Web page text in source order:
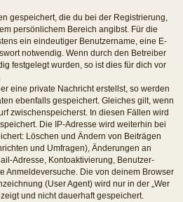
gespeichert, die du bei der Registrierung,
persönlichem Bereich angibst. Für die
ein eindeutiger Benutzername, eine E-
notwendig. Wenn durch den Betreiber
festgelegt wurden, so ist dies für dich vor
eine private Nachricht erstellst, so werden
ebenfalls gespeichert. Gleiches gilt, wenn
zwischenspeicherst. In diesen Fällen wird
Die IP-Adresse wird weiterhin bei
Löschen und Ändern von Beiträgen
und Umfragen), Änderungen an
Adresse, Kontoaktivierung, Benutzer-
Anmeldeversuche. Die von deinem Browser
(User Agent) wird nur in der „Wer
und nicht dauerhaft gespeichert.